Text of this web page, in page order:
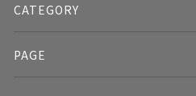
CATEGORY
PAGE